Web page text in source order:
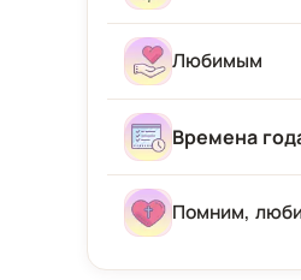
Любимым
Времена
ЗимаПомним,